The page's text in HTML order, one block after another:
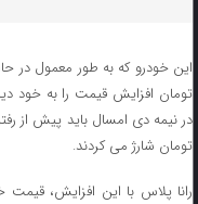
تومان افزایش قیمت را به خود
تومان شارژ می کردند.
رانا پلاس با این افزایش،